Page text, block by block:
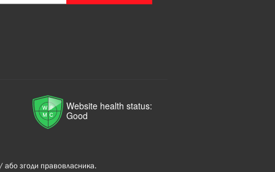
Website health status:
Good
або згоди правовласника.